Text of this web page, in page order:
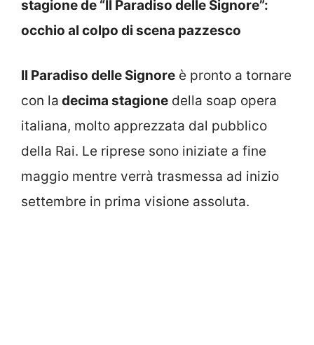
stagione de “Il Paradiso delle Signore”:
occhio al colpo di scena pazzesco
Il Paradiso delle Signore è pronto a tornare
con la decima stagione della soap opera
italiana, molto apprezzata dal pubblico
della Rai. Le riprese sono iniziate a fine
maggio mentre verrà trasmessa ad inizio
settembre in prima visione assoluta.